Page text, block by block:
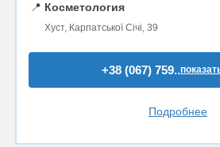
📍 Косметология
Хуст, Карпатської Січі, 39
+38 (067) 759..
Подробнее